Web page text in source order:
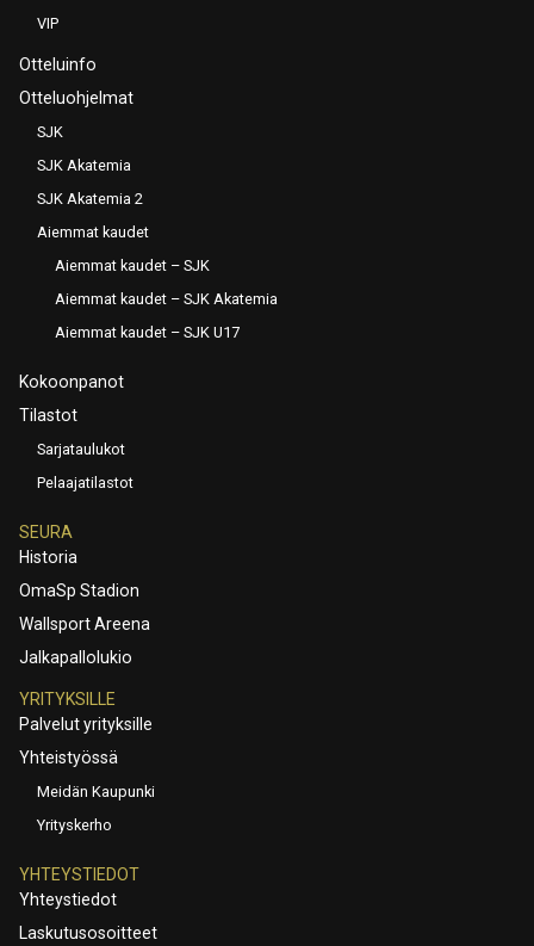
VIP
Otteluinfo
Otteluohjelmat
SJK
SJK Akatemia
SJK Akatemia 2
Aiemmat kaudet
Aiemmat kaudet – SJK
Aiemmat kaudet – SJK Akatemia
Aiemmat kaudet – SJK U17
Kokoonpanot
Tilastot
Sarjataulukot
Pelaajatilastot
SEURA
Historia
OmaSp Stadion
Wallsport Areena
Jalkapallolukio
YRITYKSILLE
Palvelut yrityksille
Yhteistyössä
Meidän Kaupunki
Yrityskerho
YHTEYSTIEDOT
Yhteystiedot
Laskutusosoitteet